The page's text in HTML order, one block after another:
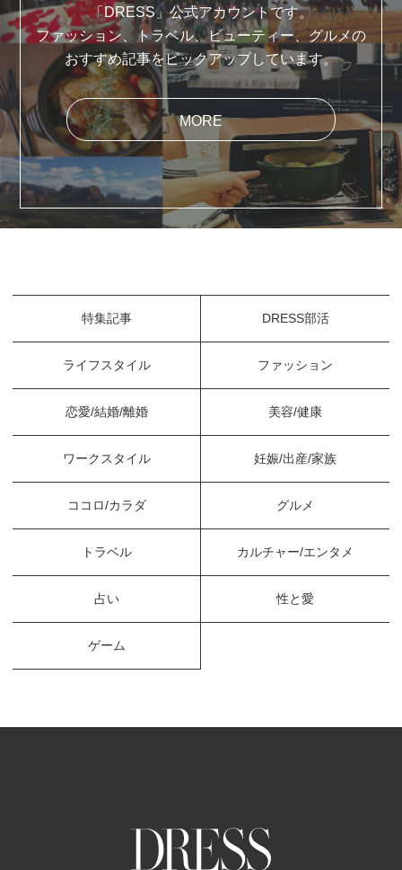
「DRESS」公式アカウントです。
ファッション、トラベル、ビューティー、グルメの
おすすめ記事をピックアップしています。
MORE
特集記事 DRESS部活
ライフスタイル ファッション
恋愛/結婚/離婚 美容/健康
ワークスタイル 妊娠/出産/家族
ココロ/カラダ グルメ
トラベル カルチャー/エンタメ
占い 性と愛
ゲーム